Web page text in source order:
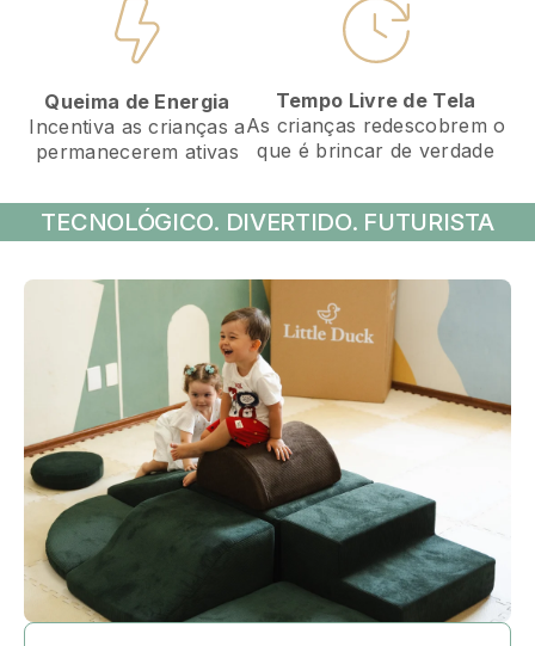
Queima de Energia
Incentiva as crianças a
permanecerem ativas
Tempo Livre de Tela
As crianças redescobrem o
que é brincar de verdade
TECNOLÓGICO. DIVERTIDO. FUTURISTA